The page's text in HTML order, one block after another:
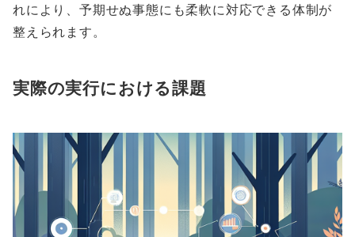
れにより、予期せぬ事態にも柔軟に対応できる体制が
整えられます。
実際の実行における課題